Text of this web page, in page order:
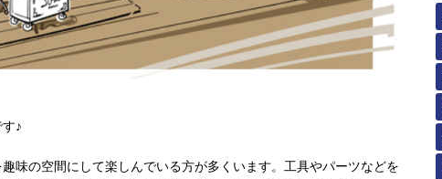
♪
味の空間にして楽しんでいる方が多くいます。工具やパーツなどを